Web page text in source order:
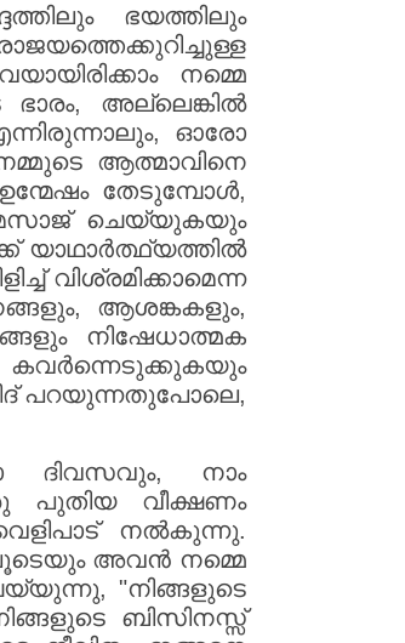
ഭയത്തിലും
നമ്മെ
ഭാരം, അല്ലെങ്കിൽ
ഓരോ
ആത്മാവിനെ
തേടുമ്പോൾ,
മസാജ് ചെയ്യുകയും
യാഥാർത്ഥ്യത്തിൽ
വിശ്രമിക്കാമെന്ന
ആശങ്കകളും,
നിഷേധാത്മക
പറയുന്നതുപോലെ,
നാം
പുതിയ വീക്ഷണം
നൽകുന്നു.
അവൻ നമ്മെ
"നിങ്ങളുടെ
ബിസിനസ്സ്